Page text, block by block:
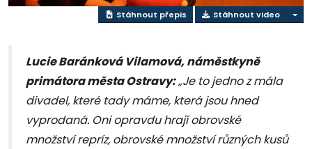
Stáhnout přepis Stáhnout video
Lucie Baránková Vilamová, náměstkyně
primátora města Ostravy:„Je to jedno z mála
divadel, které tady máme, která jsou hned
vyprodaná. Oni opravdu hrají obrovské
množství repríz, obrovské množství různých kusů